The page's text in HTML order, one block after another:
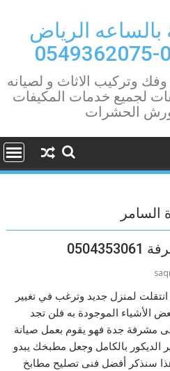
الرياض
وتركيب الاثاث و لصيانه
لجميع خدمات المكيفات
الحشرات
السامر
لمنزل جديد وترغب في تغيير
الأشياء الموجودة به فلن تجد
مشرفة جدة فهو يقوم بعمل صيانة
الديكور بالكامل وجعل مطبخك يبدو
هذا سنذكر أفضل فنى تصليح مطابخ